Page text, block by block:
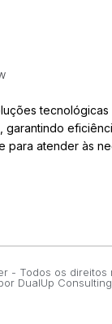
garantindo
para atender às
- Todos os direitos
DualUp Consulting